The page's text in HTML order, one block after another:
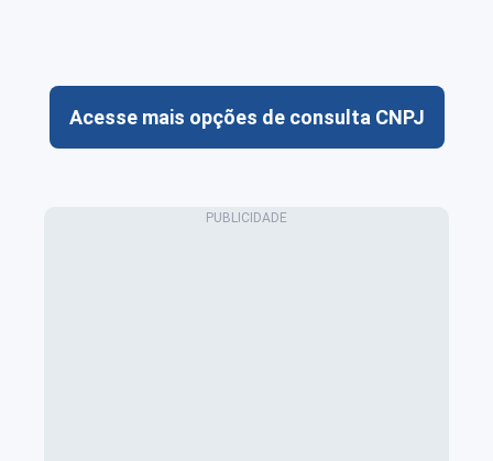
Acesse mais opções de consulta CNPJ